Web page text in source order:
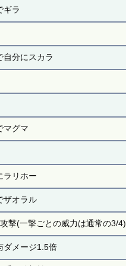
ギラ
自分にスカラ
マグマ
ラリホー
ザオラル
撃(一撃ごとの威力は通常の3/4)
ダメージ1.5倍